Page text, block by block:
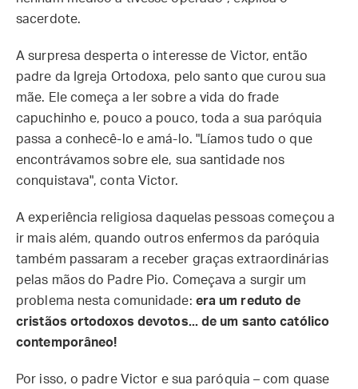
sacerdote.
A surpresa desperta o interesse de Victor, então
padre da Igreja Ortodoxa, pelo santo que curou sua
mãe. Ele começa a ler sobre a vida do frade
capuchinho e, pouco a pouco, toda a sua paróquia
passa a conhecê-lo e amá-lo. "Líamos tudo o que
encontrávamos sobre ele, sua santidade nos
conquistava", conta Victor.
A experiência religiosa daquelas pessoas começou a
ir mais além, quando outros enfermos da paróquia
também passaram a receber graças extraordinárias
pelas mãos do Padre Pio. Começava a surgir um
problema nesta comunidade: era um reduto de
cristãos ortodoxos devotos... de um santo católico
contemporâneo!
Por isso, o padre Victor e sua paróquia – com quase